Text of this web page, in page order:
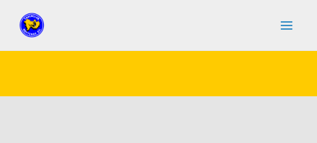
Inhalt